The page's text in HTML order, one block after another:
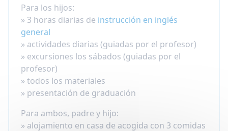
Para los hijos:
» 3 horas diarias de instrucción en inglés
general
» actividades diarias (guiadas por el profesor)
» excursiones los sábados (guiadas por el
profesor)
» todos los materiales
» presentación de graduación
Para ambos, padre y hijo:
» alojamiento en casa de acogida con 3 comidas